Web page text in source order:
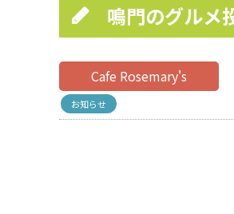
鳴門のグル
Cafe Rosemary's
お知らせ